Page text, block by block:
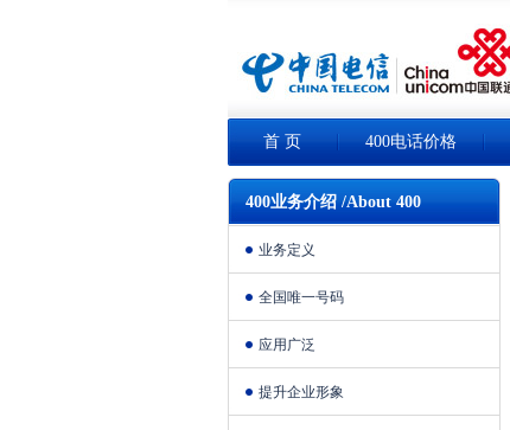
首 页 400电话价格
400业务介绍 /About 400
业务定义
全国唯一号码
应用广泛
提升企业形象